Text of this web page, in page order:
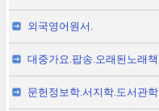
외국영어원서.
대중가요.팝송.오래된노래책
문헌정보학.서지학.도서관학